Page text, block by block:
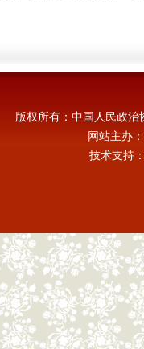
版权所有：中国人民政
网站主办
技术支持